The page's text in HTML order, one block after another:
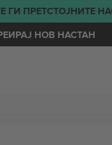
ГИ ПРЕТСТОЈНИТЕ
НОВ НАСТАН